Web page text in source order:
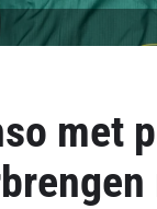
met